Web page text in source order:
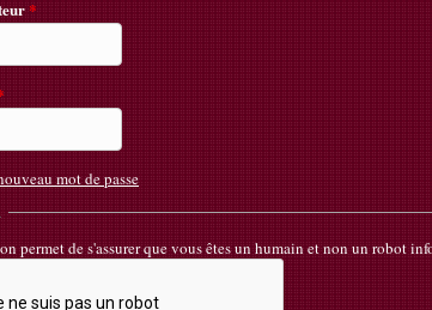
*
mot de passe
permet de s'assurer que vous êtes un humain et non un robot